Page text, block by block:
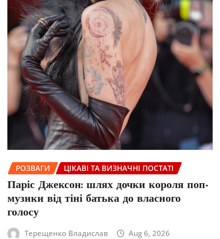
РОЗВАГИ ЦІКАВІ ТА ВИЗНАЧНІ ПОСТАТІ
Паріс Джексон: шлях дочки короля поп-
музики від тіні батька до власного
голосу
Терещенко Владислав Aug 6, 2026